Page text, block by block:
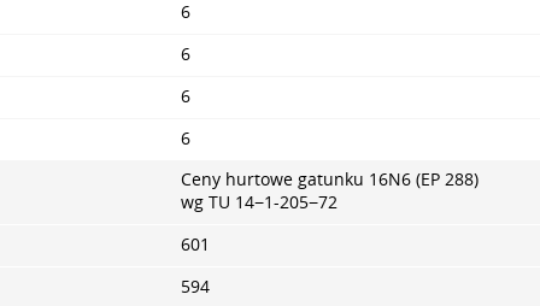
6
6
6
6
Ceny hurtowe gatunku 16N6 (EP 288)
wg TU 14−1-205−72
601
594